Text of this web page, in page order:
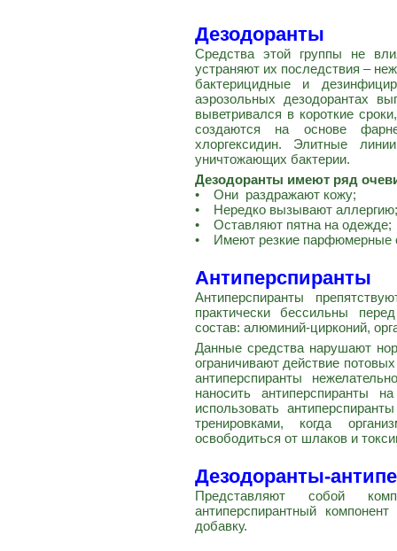
Дезодоранты
Средства этой группы не
устраняют их последствия –
бактерицидные и
аэрозольных дезодорантах
выветривался в короткие
создаются на основе
хлоргексидин. Элитные
уничтожающих бактерии.
Дезодоранты имеют ряд
• Они раздражают кожу;
• Нередко вызывают аллергию;
• Оставляют пятна на одежде;
• Имеют резкие парфюмерные
Антиперспиранты
Антиперспиранты
практически бессильны
состав: алюминий-цирконий,
Данные средства нарушают
ограничивают действие
антиперспиранты
наносить антиперспиранты
использовать
тренировками, когда
освободиться от шлаков и
Дезодоранты-
Представляют собой
антиперспирантный
добавку.